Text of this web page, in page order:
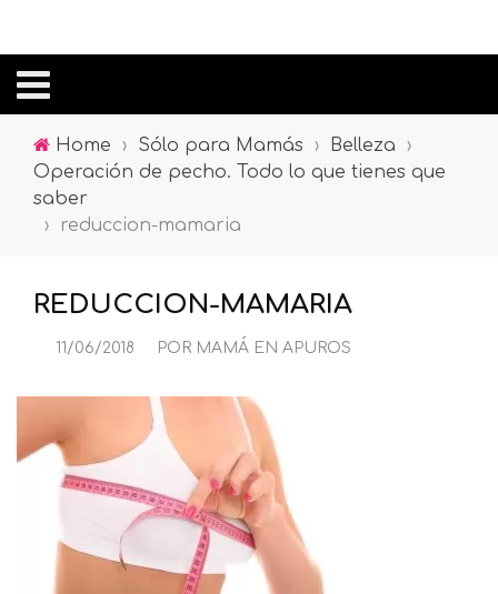
Home › Sólo para Mamás › Belleza
›
Operación de pecho. Todo lo que tienes que
saber
›
reduccion-mamaria
REDUCCION-MAMARIA
11/06/2018 POR MAMÁ EN APUROS